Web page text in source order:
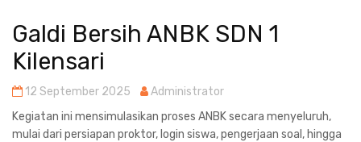
Galdi Bersih ANBK SDN 1
Kilensari
12 September 2025
Administrator
Kegiatan ini mensimulasikan proses ANBK secara menyeluruh,
mulai dari persiapan proktor, login siswa, pengerjaan soal, hingga